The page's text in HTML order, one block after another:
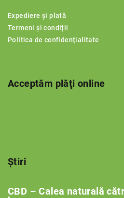
Expediere și plată
Termeni și condiții
Politica de confidențialitate
Acceptăm plăţi online
Știri
CBD – Calea naturală